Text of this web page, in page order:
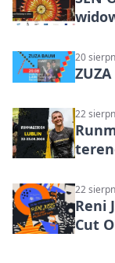
20
22
22
Reni
Cut